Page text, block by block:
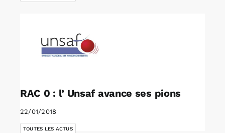
RAC 0 : l’ Unsaf avance ses pions
22/01/2018
TOUTES LES ACTUS